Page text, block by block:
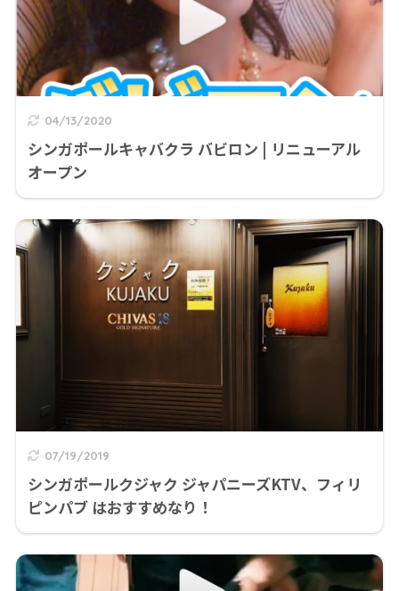
04/13/2020
シンガポールキャバクラ バビロン | リニューアル
オープン
07/19/2019
シンガポールクジャク ジャパニーズKTV、フィリ
ピンパブ はおすすめなり！